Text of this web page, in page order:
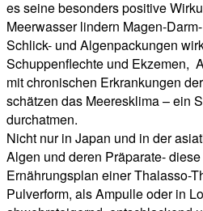
es seine besonders positive
Meerwasser lindern Magen-
Schlick- und Algenpackungen
Schuppenflechte und Ekzemen,
mit chronischen Erkrankungen
schätzen das Meeresklima – ein
durchatmen.
Nicht nur in Japan und in der
Algen und deren Präparate-
Ernährungsplan einer Thalasso-
Pulverform, als Ampulle oder in